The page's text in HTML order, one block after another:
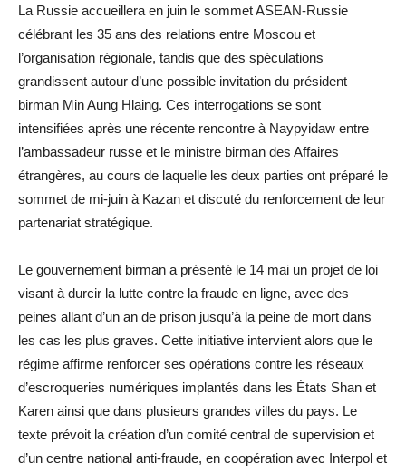
La Russie accueillera en juin le sommet ASEAN-Russie
célébrant les 35 ans des relations entre Moscou et
l’organisation régionale, tandis que des spéculations
grandissent autour d’une possible invitation du président
birman Min Aung Hlaing. Ces interrogations se sont
intensifiées après une récente rencontre à Naypyidaw entre
l’ambassadeur russe et le ministre birman des Affaires
étrangères, au cours de laquelle les deux parties ont préparé le
sommet de mi-juin à Kazan et discuté du renforcement de leur
partenariat stratégique.
Le gouvernement birman a présenté le 14 mai un projet de loi
visant à durcir la lutte contre la fraude en ligne, avec des
peines allant d’un an de prison jusqu’à la peine de mort dans
les cas les plus graves. Cette initiative intervient alors que le
régime affirme renforcer ses opérations contre les réseaux
d’escroqueries numériques implantés dans les États Shan et
Karen ainsi que dans plusieurs grandes villes du pays. Le
texte prévoit la création d’un comité central de supervision et
d’un centre national anti-fraude, en coopération avec Interpol et